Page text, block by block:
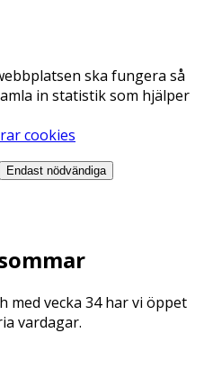
ska fungera så
in statistik som hjälper
cookies
Endast nödvändiga
med vecka 34 har vi öppet
vardagar.